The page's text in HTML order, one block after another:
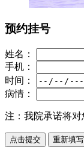
预约挂号
姓名：
手机：
时间：
病情：
注： 我院承诺将